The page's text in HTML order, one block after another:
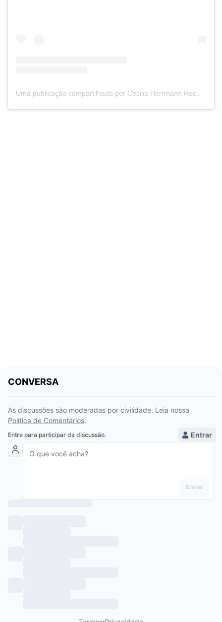
Uma publicação compartilhada por Cecilia Herrmann Rocha (@cecihrocha)